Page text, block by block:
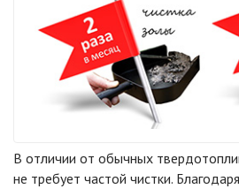
В отличии от обычных
не требует частой чистки.